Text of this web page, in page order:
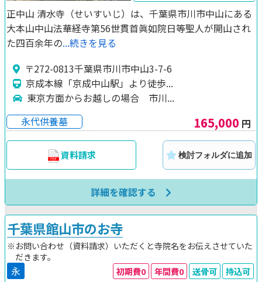
〒272-0813千葉県市川市中山3-7-6
京成本線「京成中山駅」より徒歩...
東京方面からお越しの場合 市川...
永代供養墓
165,000 円
正中山 清水寺（せいすいじ）は、千葉県市川市中山にある
大本山中山法華経寺第56世貫首眞如院日等聖人が開山され
た四百余年の...続きを見る
資料請求 検討フォルダに追加
詳細を確認する
千葉県館山市のお寺
※お問い合わせ（資料請求）いただくと寺院名をお伝えさせていた
だきます。
永 初期費0 年間費0 送骨可 持込可